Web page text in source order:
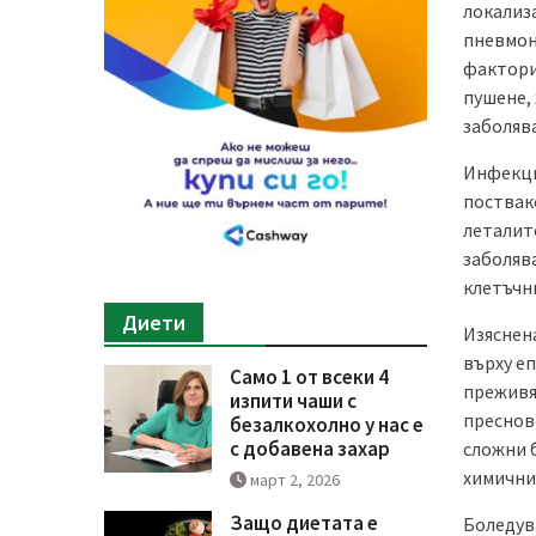
пушене,
върху
сложни
Диети
Само 1 от всеки 4
изпити чаши с
безалкохолно у нас е
с добавена захар
март 2, 2026
Защо диетата е